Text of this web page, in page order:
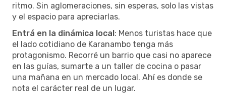
ritmo. Sin aglomeraciones, sin esperas, solo las vistas
y el espacio para apreciarlas.
Entrá en la dinámica local: Menos turistas hace que
el lado cotidiano de Karanambo tenga más
protagonismo. Recorré un barrio que casi no aparece
en las guías, sumarte a un taller de cocina o pasar
una mañana en un mercado local. Ahí es donde se
nota el carácter real de un lugar.